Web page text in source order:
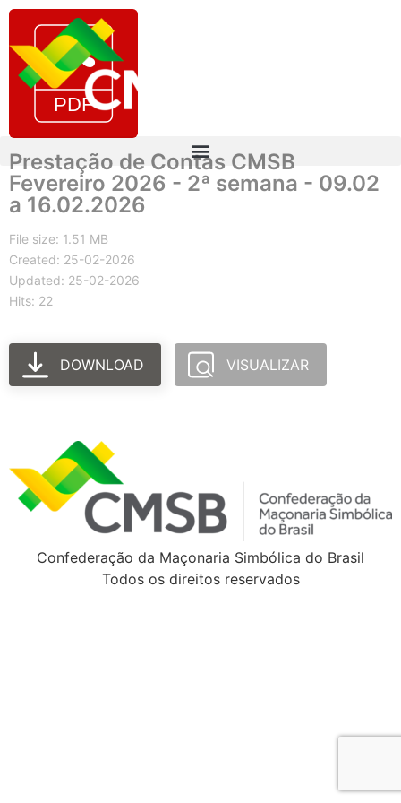
Prestação de Contas CMSB
Fevereiro 2026 - 2ª semana - 09.02
a 16.02.2026
File size: 1.51 MB
Created: 25-02-2026
Updated: 25-02-2026
Hits: 22
DOWNLOAD VISUALIZAR
Confederação da Maçonaria Simbólica do Brasil
Todos os direitos reservados